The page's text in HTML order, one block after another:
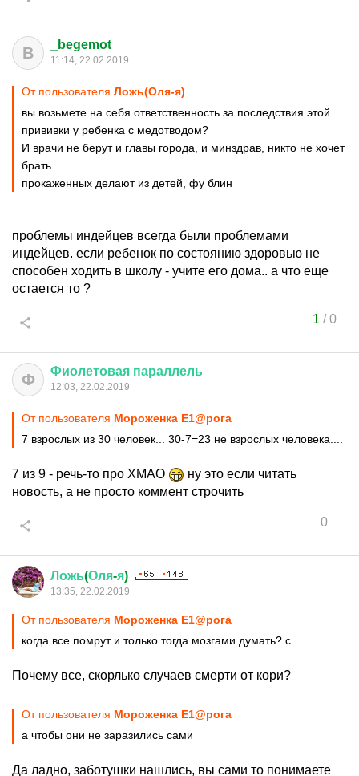
B _begemot
11:14, 22.02.2019
От пользователя Ложь(Оля-я)
вы возьмете на себя ответственность за последствия этой
прививки у ребенка с медотводом?
И врачи не берут и главы города, и минздрав, никто не хочет
брать
прокаженных делают из детей, фу блин
проблемы индейцев всегда были проблемами
индейцев. если ребенок по состоянию здоровью не
способен ходить в школу - учите его дома.. а что еще
остается то ?
1 /0
Ф Фиолетовая параллель
12:03, 22.02.2019
От пользователя Мороженка Е1@рога
7 взрослых из 30 человек... 30-7=23 не взрослых человека....
7 из 9 - речь-то про ХМАО
ну это если читать
новость, а не просто коммент строчить
0
Ложь(Оля-я)
13:35, 22.02.2019
От пользователя Мороженка Е1@рога
когда все помрут и только тогда мозгами думать? с
Почему все, скорлько случаев смерти от кори?
От пользователя Мороженка Е1@рога
а чтобы они не заразились сами
Да ладно, заботушки нашлись, вы сами то понимаете